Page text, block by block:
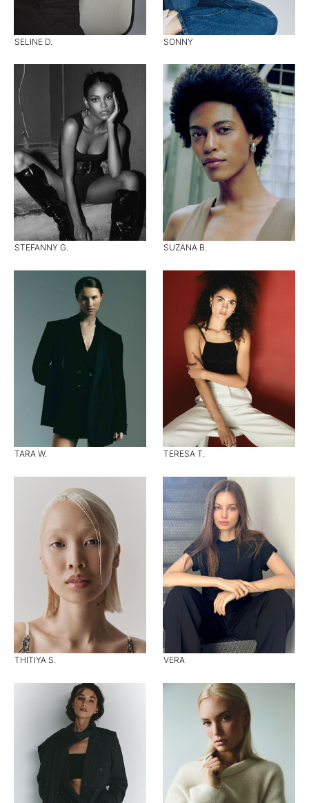
SELINE D. SONNY
STEFANNY G. SUZANA B.
TARA W. TERESA T.
THITIYA S. VERA